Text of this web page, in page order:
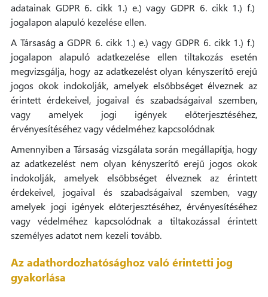
adatainak GDPR 6. cikk 1.) e.) vagy GDPR 6. cikk 1.) f.)
jogalapon alapuló kezelése ellen.
A Társaság a GDPR 6. cikk 1.) e.) vagy GDPR 6. cikk 1.) f.)
jogalapon alapuló adatkezelése ellen tiltakozás esetén
megvizsgálja, hogy az adatkezelést olyan kényszerítő erejű
jogos okok indokolják, amelyek elsőbbséget élveznek az
érintett érdekeivel, jogaival és szabadságaival szemben,
vagy amelyek jogi igények előterjesztéséhez,
érvényesítéséhez vagy védelméhez kapcsolódnak
Amennyiben a Társaság vizsgálata során megállapítja, hogy
az adatkezelést nem olyan kényszerítő erejű jogos okok
indokolják, amelyek elsőbbséget élveznek az érintett
érdekeivel, jogaival és szabadságaival szemben, vagy
amelyek jogi igények előterjesztéséhez, érvényesítéséhez
vagy védelméhez kapcsolódnak a tiltakozással érintett
személyes adatot nem kezeli tovább.
Az adathordozhatósághoz való érintetti jog
gyakorlása